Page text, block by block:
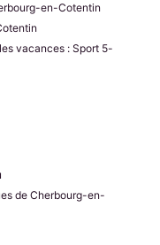
en-Cotentin
vacances : Sport 5-
de Cherbourg-en-